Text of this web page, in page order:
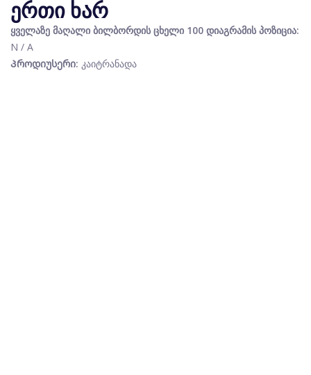
ერთი ხარ
ყველაზე მაღალი ბილბორდის ცხელი 100 დიაგრამის პოზიცია:
N / A
Პროდიუსერი: კაიტრანადა